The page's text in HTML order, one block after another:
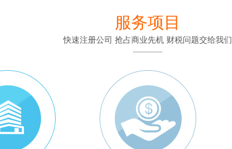
服务项目
快速注册公司 抢占商业先机 财税问题交给我们